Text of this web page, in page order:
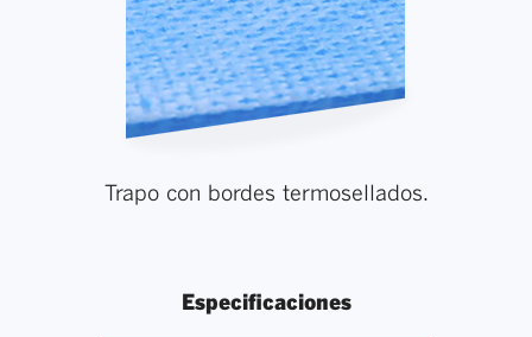
Trapo con bordes termosellados.
Especificaciones